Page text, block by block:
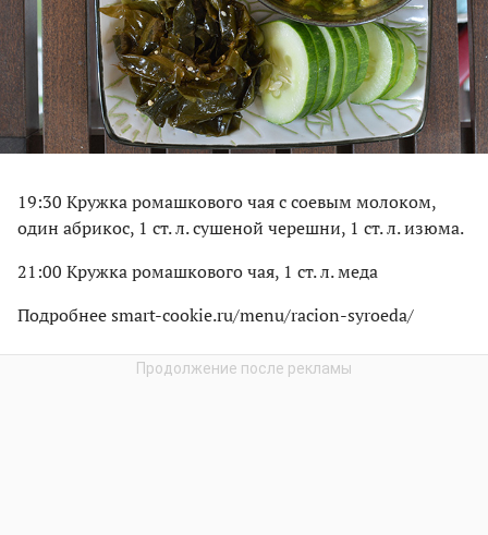
19:30 Кружка ромашкового чая с соевым молоком,
один абрикос, 1 ст. л. сушеной черешни, 1 ст. л. изюма.
21:00 Кружка ромашкового чая, 1 ст. л. меда
Подробнее smart-cookie.ru/menu/racion-syroeda/